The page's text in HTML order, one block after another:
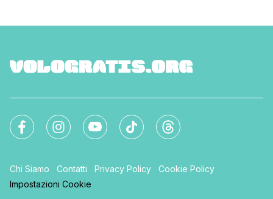
Chi Siamo Contatti Privacy Policy
Cookie Policy
Impostazioni Cookie